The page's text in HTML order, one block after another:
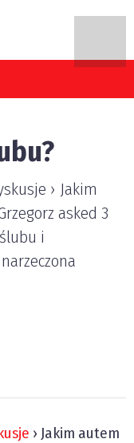
› Jakim
asked 3
i
› Jakim autem